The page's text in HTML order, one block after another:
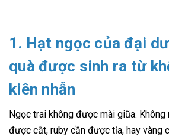
1. Hạt ngọc của đại
quà được sinh ra từ
kiên nhẫn
Ngọc trai không được mài giũa.
được cắt, ruby cần được tỉa, hay vàng